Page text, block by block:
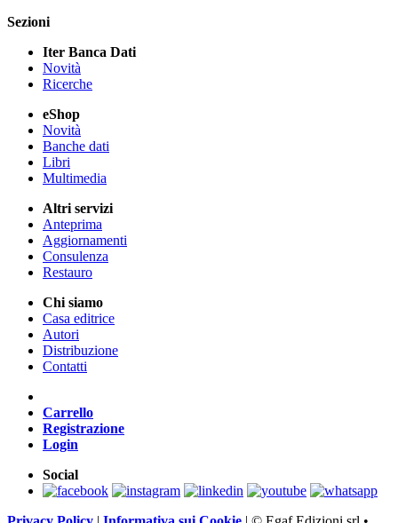
Sezioni
Iter Banca Dati
Novità
Ricerche
eShop
Novità
Banche dati
Libri
Multimedia
Altri servizi
Anteprima
Aggiornamenti
Consulenza
Restauro
Chi siamo
Casa editrice
Autori
Distribuzione
Contatti
Carrello
Registrazione
Login
Social